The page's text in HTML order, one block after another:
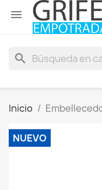

search
Inicio
NUEVO